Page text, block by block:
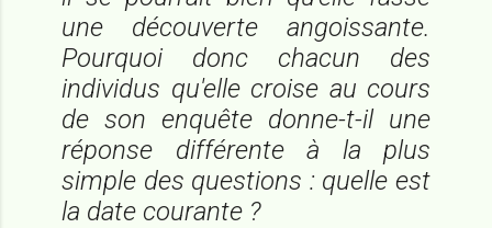
une découverte angoissante.
Pourquoi donc chacun des
individus qu'elle croise au cours
de son enquête donne-t-il une
réponse différente à la plus
simple des questions : quelle est
la date courante ?